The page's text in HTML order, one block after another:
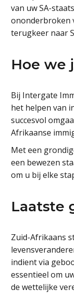
van uw SA-
ononderbroken
terugkeer naar
Hoe we
Bij Intergate
het helpen van
succesvol
Afrikaanse
Met een
een bewezen
om u bij elke
Laatste
Zuid-Afrikaans
indient via
essentieel om
de wettelijke